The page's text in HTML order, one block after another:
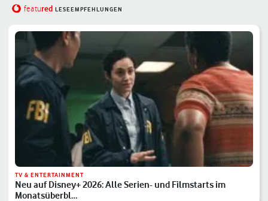
featured LESEEMPFEHLUNGEN
TV & ENTERTAINMENT
Neu auf Disney+ 2026: Alle Serien- und Filmstarts im
Monatsüberbl…